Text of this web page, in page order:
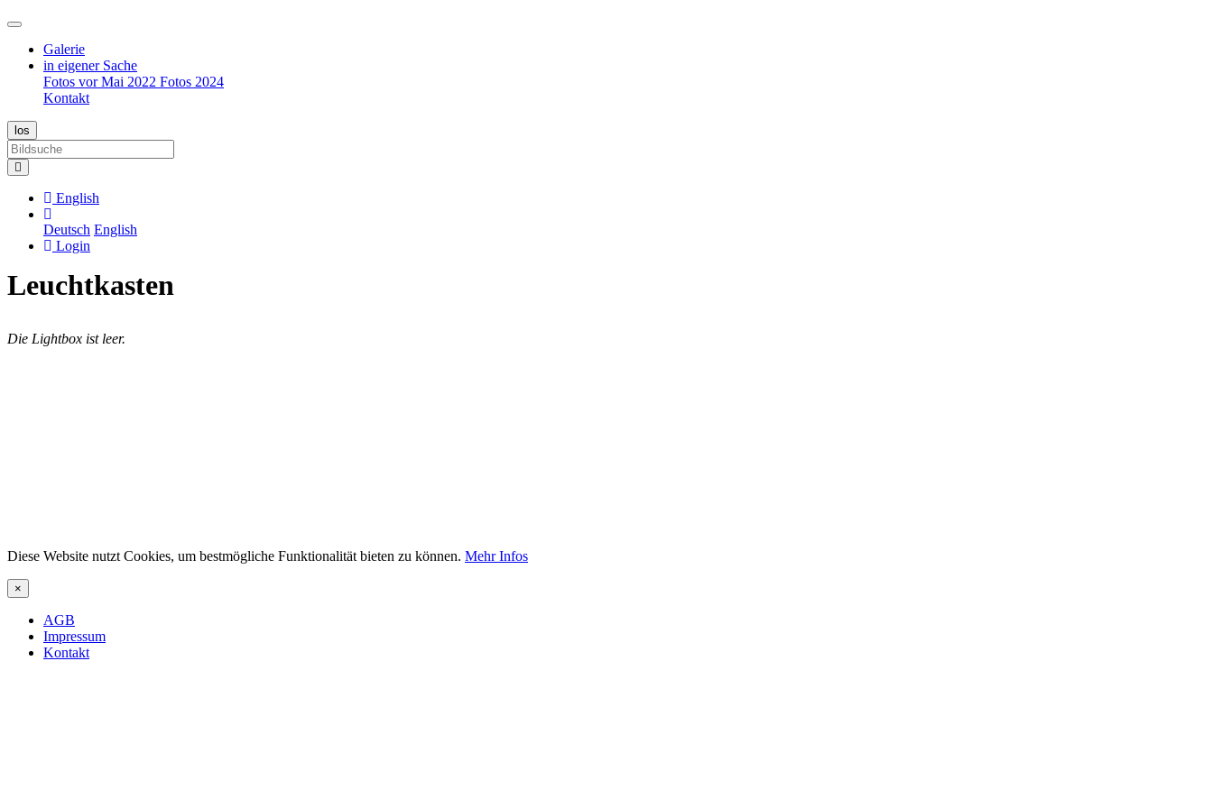
Galerie
in eigener Sache
Fotos vor Mai 2022 Fotos 2024
Kontakt
English
Deutsch English
Login
Leuchtkasten
Die Lightbox ist leer.
Diese Website nutzt Cookies, um bestmögliche Funktionalität bieten zu können. Mehr Infos
×
AGB
Impressum
Kontakt